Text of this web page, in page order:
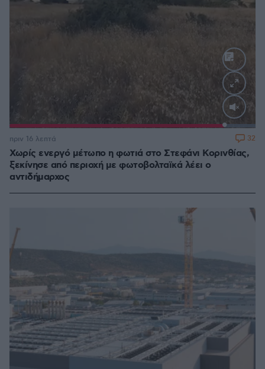
Loaded:
Χωρίς ενεργό μέτωπο η φωτιά στο Στεφάνι Κορινθίας,
ξεκίνησε από περιοχή με φωτοβολταϊκά λέει ο
αντιδήμαρχος
πριν 16 λεπτά 32